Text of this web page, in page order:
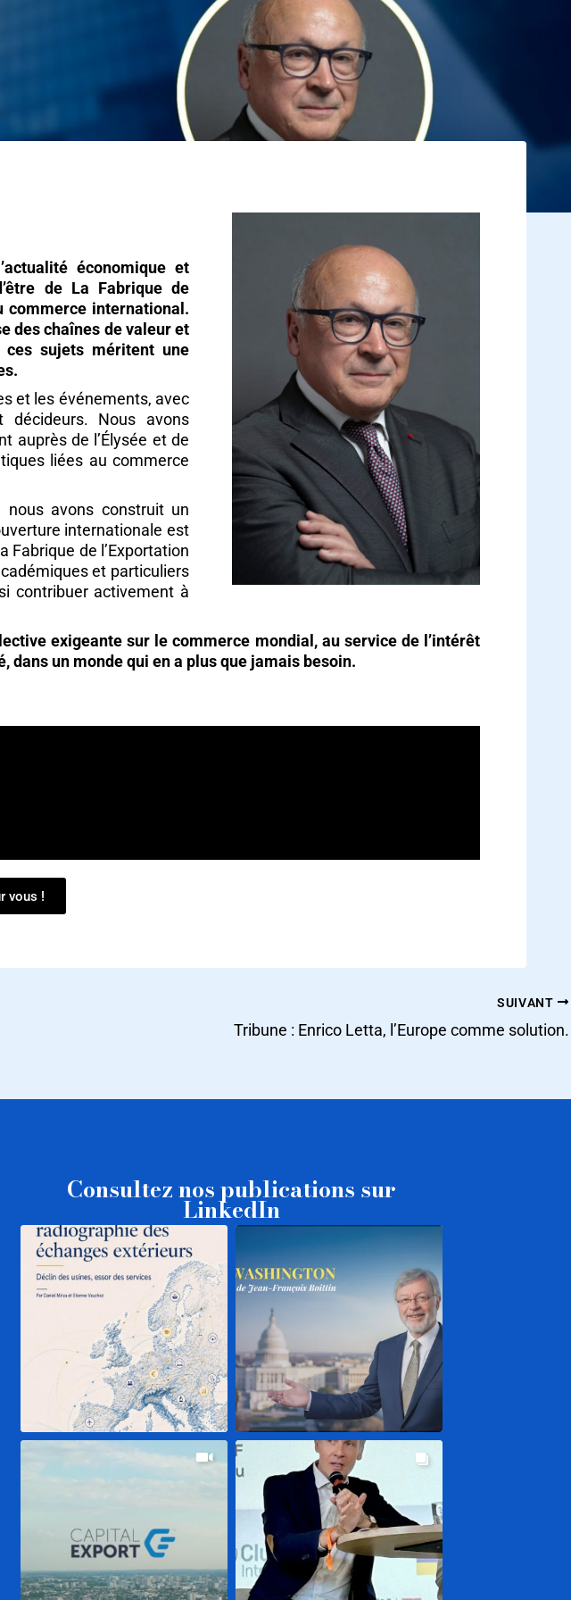
économique et
de La Fabrique de
commerce international.
des chaînes de valeur et
sujets méritent une
et les événements, avec
décideurs. Nous avons
auprès de l’Élysée et de
liées au commerce
nous avons construit un
internationale est
Fabrique de l’Exportation
et particuliers
contribuer activement à
exigeante sur le commerce mondial, au service de l’intérêt
dans un monde qui en a plus que jamais besoin.
vous !
SUIVANT
Tribune : Enrico Letta, l’Europe comme solution.
Consultez nos publications sur
LinkedIn